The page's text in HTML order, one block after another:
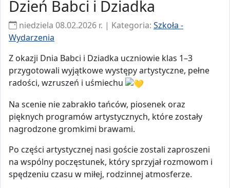
Dzień Babci i Dziadka
niedziela 08.02.2026 r. | Kategoria: Szkoła -
Wydarzenia
Z okazji Dnia Babci i Dziadka uczniowie klas 1–3
przygotowali wyjątkowe występy artystyczne, pełne
radości, wzruszeń i uśmiechu
Na scenie nie zabrakło tańców, piosenek oraz
pięknych programów artystycznych, które zostały
nagrodzone gromkimi brawami.
Po części artystycznej nasi goście zostali zaproszeni
na wspólny poczęstunek, który sprzyjał rozmowom i
spędzeniu czasu w miłej, rodzinnej atmosferze.